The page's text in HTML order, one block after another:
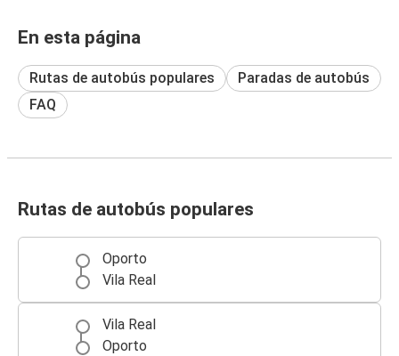
En esta página
Rutas de autobús populares
Paradas de autobús
FAQ
Rutas de autobús populares
Oporto
Vila Real
Vila Real
Oporto